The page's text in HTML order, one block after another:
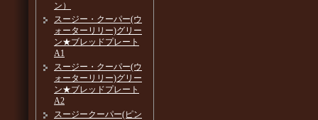
ン）
スージー・クーパー(ウ
ォーターリリー)グリー
ン★ブレッドプレート
A1
スージー・クーパー(ウ
ォーターリリー)グリー
ン★ブレッドプレート
A2
スージークーパー(ピン